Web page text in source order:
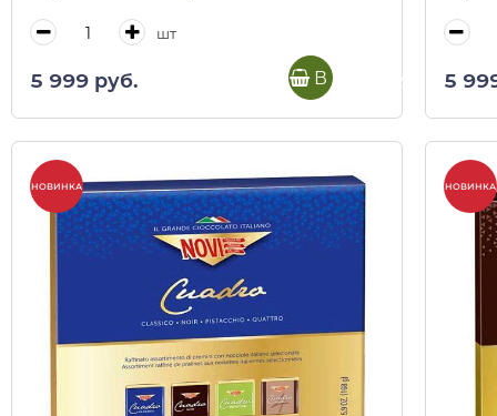
шт
5 999 руб. В корзину 5
НОВИНКА НОВИНКА